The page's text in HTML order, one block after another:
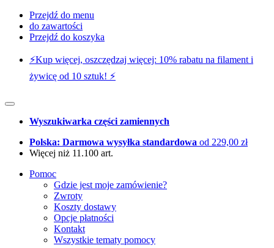
Przejdź do menu
do zawartości
Przejdź do koszyka
⚡️Kup więcej, oszczędzaj więcej: 10% rabatu na filament i
żywicę od 10 sztuk! ⚡️
Wyszukiwarka części zamiennych
Polska: Darmowa wysyłka standardowa od 229,00 zł
Więcej niż 11.100 art.
Pomoc
Gdzie jest moje zamówienie?
Zwroty
Koszty dostawy
Opcje płatności
Kontakt
Wszystkie tematy pomocy